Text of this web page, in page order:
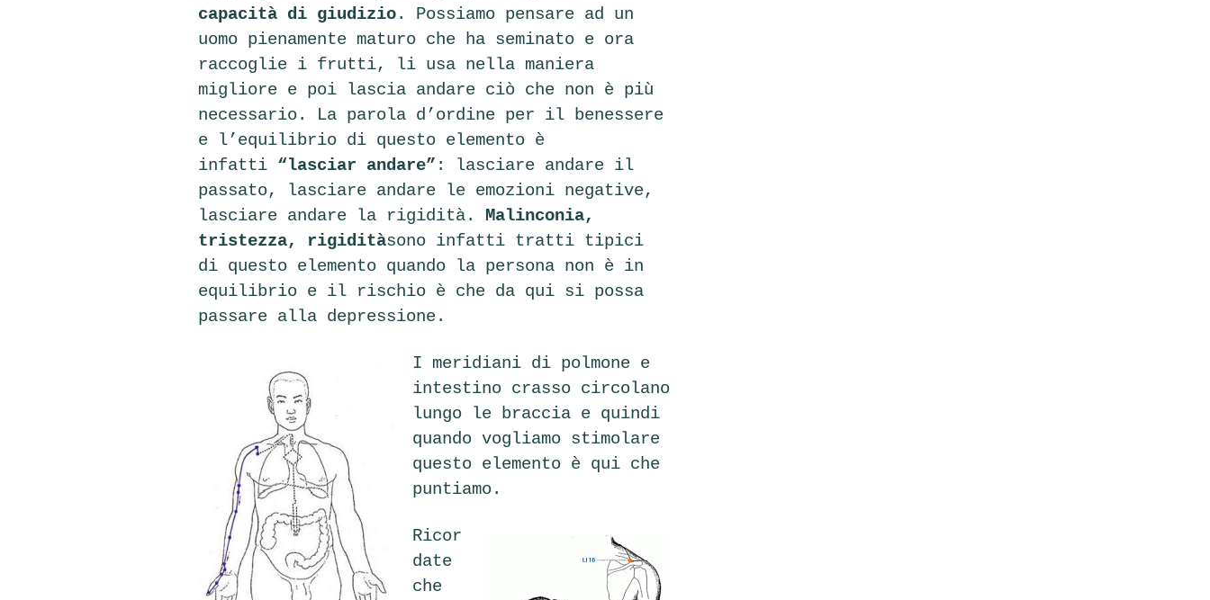
capacità di giudizio. Possiamo pensare ad un
uomo pienamente maturo che ha seminato e ora
raccoglie i frutti, li usa nella maniera
migliore e poi lascia andare ciò che non è più
necessario. La parola d’ordine per il benessere
e l’equilibrio di questo elemento è
infatti “lasciar andare” : lasciare andare il
passato, lasciare andare le emozioni negative,
lasciare andare la rigidità. Malinconia,
tristezza, rigiditàsono infatti tratti tipici
di questo elemento quando la persona non è in
equilibrio e il rischio è che da qui si possa
passare alla depressione.
I meridiani di polmone e
intestino crasso circolano
lungo le braccia e quindi
quando vogliamo stimolare
questo elemento è qui che
puntiamo.
Ricor
date
che